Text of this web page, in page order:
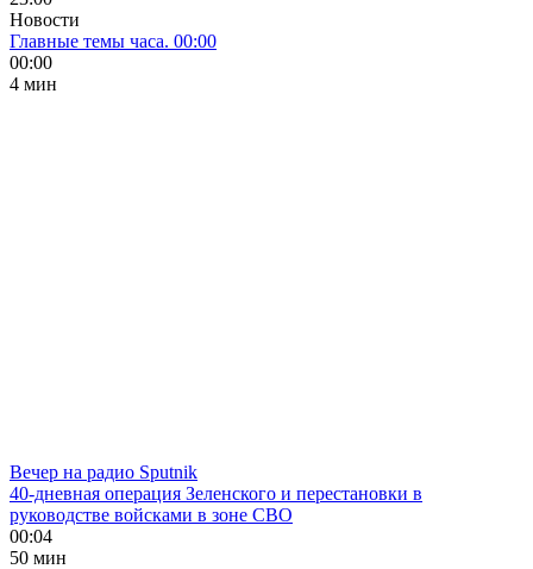
Новости
Главные темы часа. 00:00
00:00
4 мин
Вечер на радио Sputnik
40-дневная операция Зеленского и перестановки в
руководстве войсками в зоне СВО
00:04
50 мин